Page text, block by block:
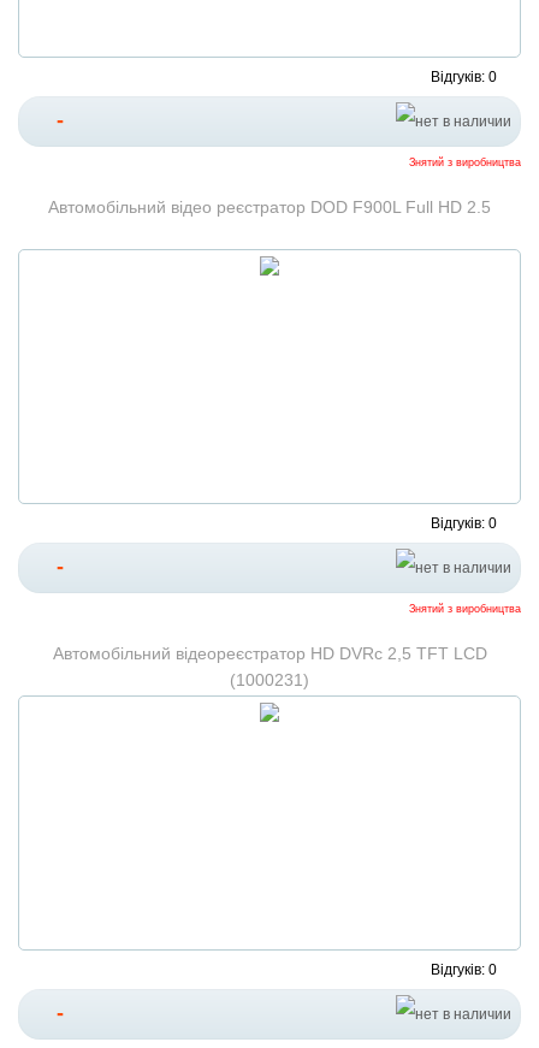
Відгуків: 0
-
Знятий з виробництва
Автомобільний відео реєстратор DOD F900L Full HD 2.5
Відгуків: 0
-
Знятий з виробництва
Автомобільний відеореєстратор HD DVRc 2,5 TFT LCD
(1000231)
Відгуків: 0
-